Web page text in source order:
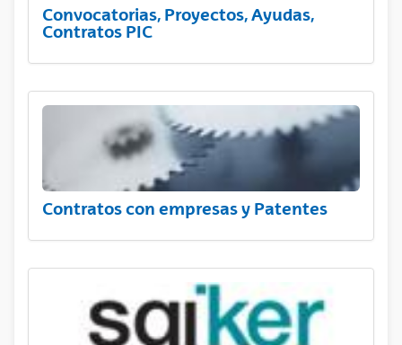
Convocatorias, Proyectos, Ayudas,
Contratos PIC
Contratos con empresas y Patentes